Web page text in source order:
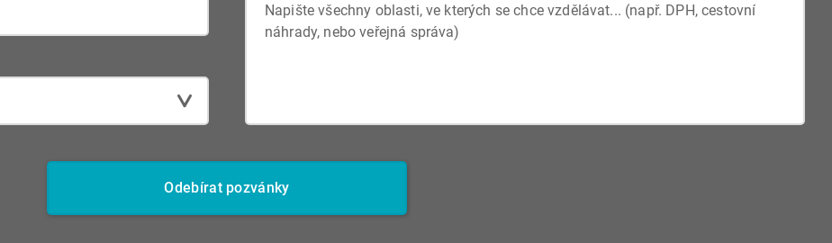
Odebírat pozvánky